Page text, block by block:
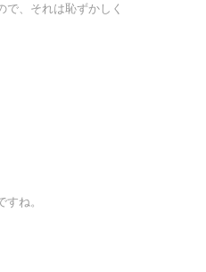
、それは恥ずかしく
ね。